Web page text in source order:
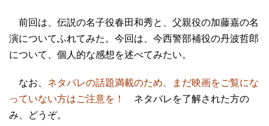
前回は、伝説の名子役春田和秀と、父親役の加藤嘉の名
演についてふれてみた。今回は、今西警部補役の丹波哲郎
について、個人的な感想を述べてみたい。
なお、 ネタバレの話題満載のため、まだ映画をご覧にな
っていない方はご注意を！
ネタバレを了解された方の
み、どうぞ。